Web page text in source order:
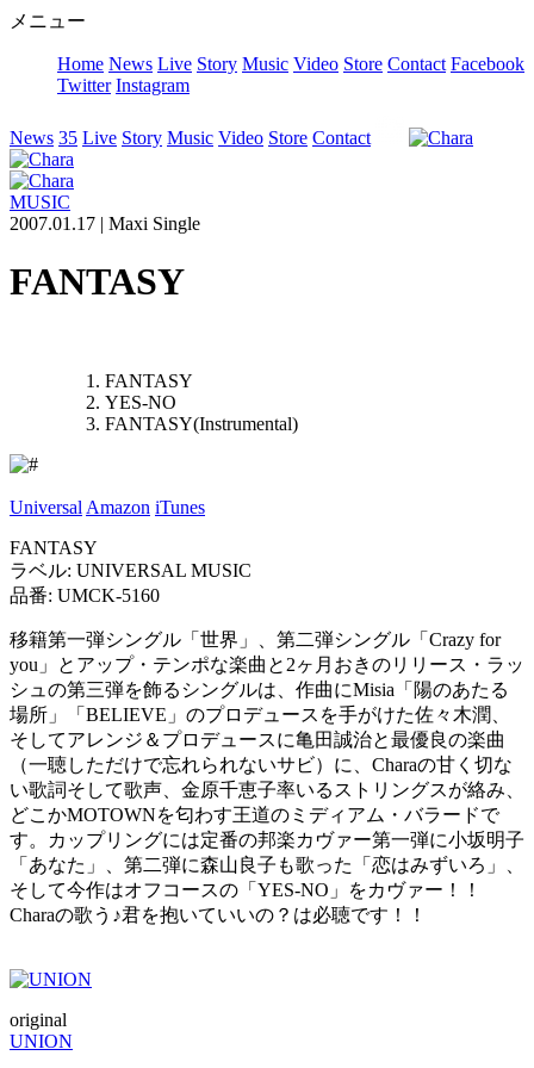
メニュー
Home News Live Story Music Video Store Contact Facebook
Twitter Instagram
News 35 Live Story Music Video Store Contact
MUSIC
2007.01.17 | Maxi Single
FANTASY
FANTASY
YES-NO
FANTASY(Instrumental)
Universal Amazon iTunes
FANTASY
ラベル: UNIVERSAL MUSIC
品番: UMCK-5160
移籍第一弾シングル「世界」、第二弾シングル「Crazy for
you」とアップ・テンポな楽曲と2ヶ月おきのリリース・ラッ
シュの第三弾を飾るシングルは、作曲にMisia「陽のあたる
場所」「BELIEVE」のプロデュースを手がけた佐々木潤、
そしてアレンジ＆プロデュースに亀田誠治と最優良の楽曲
（一聴しただけで忘れられないサビ）に、Charaの甘く切な
い歌詞そして歌声、金原千恵子率いるストリングスが絡み、
どこかMOTOWNを匂わす王道のミディアム・バラードで
す。カップリングには定番の邦楽カヴァー第一弾に小坂明子
「あなた」、第二弾に森山良子も歌った「恋はみずいろ」、
そして今作はオフコースの「YES-NO」をカヴァー！！
Charaの歌う♪君を抱いていいの？は必聴です！！
original
UNION